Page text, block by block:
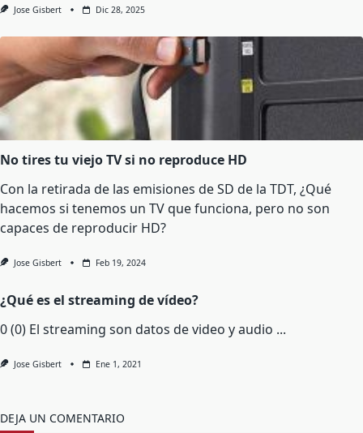
Jose Gisbert Dic 28, 2025
No tires tu viejo TV si no reproduce HD
Con la retirada de las emisiones de SD de la TDT, ¿Qué
hacemos si tenemos un TV que funciona, pero no son
capaces de reproducir HD?
Jose Gisbert Feb 19, 2024
¿Qué es el streaming de vídeo?
0 (0) El streaming son datos de video y audio ...
Jose Gisbert Ene 1, 2021
DEJA UN COMENTARIO